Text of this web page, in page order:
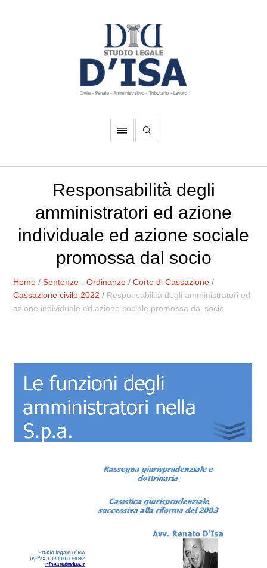
Responsabilità degli
amministratori ed azione
individuale ed azione sociale
promossa dal socio
Home /Sentenze - Ordinanze /Corte di Cassazione /
Cassazione civile 2022 / Responsabilità degli amministratori ed
azione individuale ed azione sociale promossa dal socio